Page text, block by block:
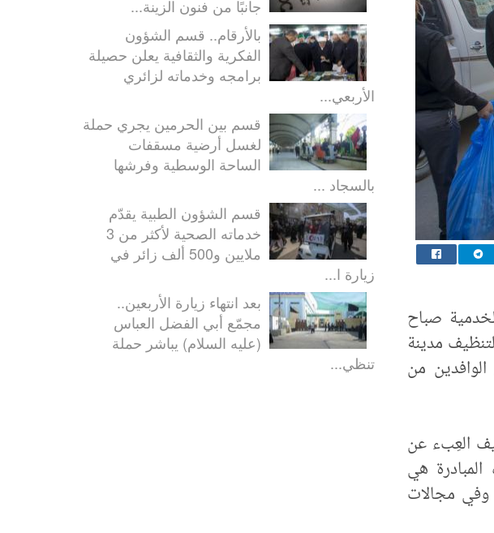
صباح
الأول2017م) بحملة كبرى لتنظيف مدينة
الوافدين من
العِبء عن
هي
وفي مجالات
جانبًا من فنون الزينة...
بالأرقام.. قسم الشؤون
الفكرية والثقافية يعلن حصيلة
برامجه وخدماته لزائري
الأربعي...
قسم بين الحرمين يجري حملة
لغسل أرضية مسقفات
الساحة الوسطية وفرشها
بالسجاد ...
قسم الشؤون الطبية يقدّم
خدماته الصحية لأكثر من 3
ملايين و500 ألف زائر في
زيارة ا...
بعد انتهاء زيارة الأربعين..
مجمّع أبي الفضل العباس
(عليه السلام) يباشر حملة
تنظي...